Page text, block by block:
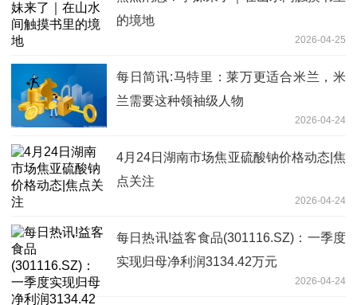
的境地
2026-04-25
每日简讯:马特里：莱万更适合米兰，米
兰需要这种领袖级人物
2026-04-24
4月24日湖南市场焦亚硫酸钠价格动态|焦
点关注
2026-04-24
每日热讯!益客食品(301116.SZ)：一季度
实现归母净利润3134.42万元
2026-04-24